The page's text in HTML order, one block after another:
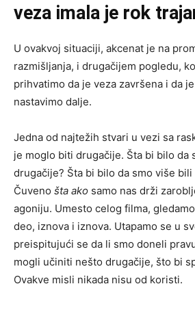
veza imala je rok
U ovakvoj situaciji, akcenat je na
razmišljanja, i drugačijem pogledu,
prihvatimo da je veza završena i da
nastavimo dalje.
Jedna od najtežih stvari u vezi sa
je moglo biti drugačije. Šta bi bilo da
drugačije? Šta bi bilo da smo više
Čuveno šta ako samo nas drži
agoniju. Umesto celog filma,
deo, iznova i iznova. Utapamo se u
preispitujući se da li smo doneli
mogli učiniti nešto drugačije, što bi
Ovakve misli nikada nisu od koristi.